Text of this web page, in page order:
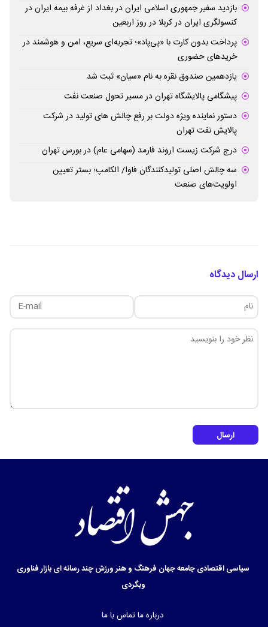
بازدید سفیر جمهوری اسلامی ایران در بغداد از غرفه بیمه ایران در
کنسولگری ایران در کربلا در روز اربعین
پرداخت بدون کارت با «پی‌پاد»؛ تجربه‌ای سریع، امن و هوشمند در
خریدهای حضوری
یازدهمین صندوق نقره به نام «سیان» ثبت شد
پیشگامی پالایشگاه تهران در مسیر تحول صنعت نفت
دستور نماینده ویژه دولت بر رفع چالش های تولید در شرکت
پالایش نفت تهران
درج شرکت زیست اروند فارمد (سهامی عام) در بورس تهران
سه چالش اصلی تولیدکنندگان فاوا/ الکامپ؛ بستر تعیین
اولویت‌های صنعت
ارسال دیدگاه
ارسال
سیاسیاقتصادیجامعهجهان فرهنگ و هنرورزشچند رسانه ایبازارفناوری
وبگردی
درباره ماتماس با ما